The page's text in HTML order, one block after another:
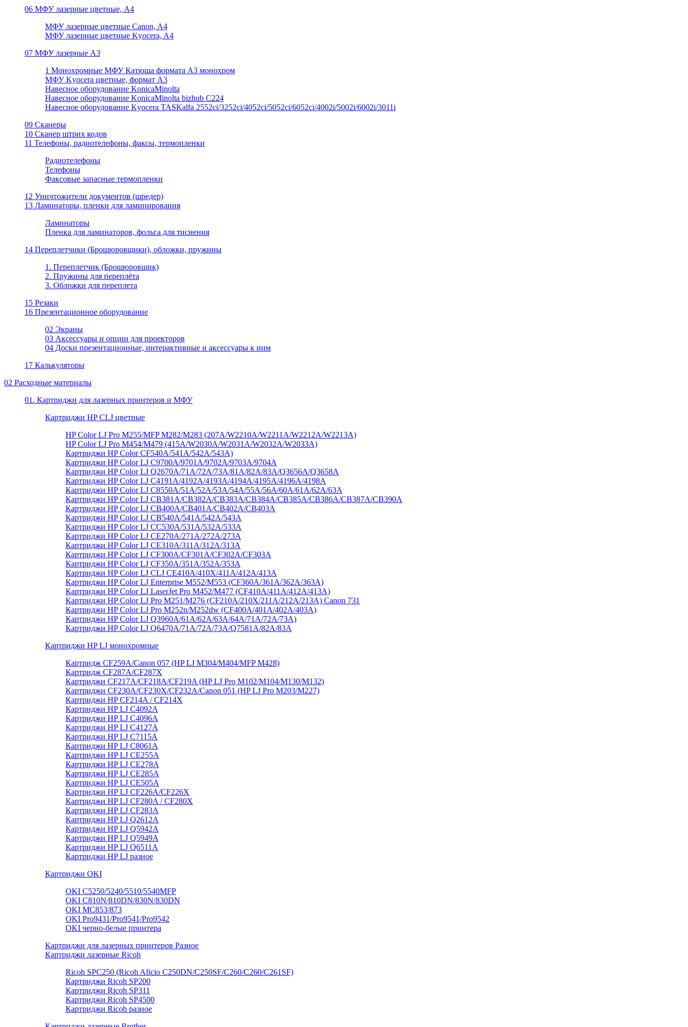
06 МФУ лазерные цветные, А4
МФУ лазерные цветные Canon, A4
МФУ лазерные цветные Kyocera, A4
07 МФУ лазерные А3
1 Монохромные МФУ Катюша формата А3 монохром
МФУ Kyocera цветные, формат А3
Навесное оборудование KonicaMinolta
Навесное оборудование KonicaMinolta bizhub C224
Навесное оборудование Kyocera TASKalfa 2552ci/3252ci/4052ci/5052ci/6052ci/4002i/5002i/6002i/3011i
09 Сканеры
10 Сканер штрих кодов
11 Телефоны, радиотелефоны, факсы, термопленки
Радиотелефоны
Телефоны
Факсовые запасные термопленки
12 Уничтожители документов (шредер)
13 Ламинаторы, пленки для ламинирования
Ламинаторы
Пленка для ламинаторов, фольга для тиснения
14 Переплетчики (Брошюровщики), обложки, пружины
1. Переплетчик (Брошюровщик)
2. Пружины для переплёта
3. Обложки для переплета
15 Резаки
16 Презентационное оборудование
02 Экраны
03 Аксессуары и опции для проекторов
04 Доски презентационные, интерактивные и аксессуары к ним
17 Калькуляторы
02 Расходные материалы
01. Картриджи для лазерных принтеров и МФУ
Картриджи HP CLJ цветные
HP Color LJ Pro M255/MFP M282/M283 (207A/W2210A/W2211A/W2212A/W2213A)
HP Color LJ Pro M454/M479 (415A/W2030A/W2031A/W2032A/W2033A)
Картриджи HP Color CF540A/541A/542A/543A)
Картриджи HP Color LJ C9700A/9701A/9702A/9703A/9704A
Картриджи HP Color LJ Q2670A/71A/72A/73A/81A/82A/83A/Q3656A/Q3658A
Картриджи HP Color LJ C4191A/4192A/4193A/4194A/4195A/4196A/4198A
Картриджи HP Color LJ C8550A/51A/52A/53A/54A/55A/56A/60A/61A/62A/63A
Картриджи HP Color LJ CB381A/CB382A/CB383A/CB384A/CB385A/CB386A/CB387A/CB390A
Картриджи HP Color LJ CB400A/CB401A/CB402A/CB403A
Картриджи HP Color LJ CB540A/541A/542A/543A
Картриджи HP Color LJ CC530A/531A/532A/533A
Картриджи HP Color LJ CE270A/271A/272A/273A
Картриджи HP Color LJ CE310A/311A/312A/313A
Картриджи HP Color LJ CF300A/CF301A/CF302A/CF303A
Картриджи HP Color LJ CF350A/351A/352A/353A
Картриджи HP Color LJ CLJ CE410A/410X/411A/412A/413A
Картриджи HP Color LJ Enterprise M552/M553 (CF360A/361A/362A/363A)
Картриджи HP Color LJ LaserJet Pro M452/M477 (CF410A/411A/412A/413A)
Картриджи HP Color LJ Pro M251/M276 (CF210A/210X/211A/212A/213A) Canon 731
Картриджи HP Color LJ Pro M252n/M252dw (CF400A/401A/402A/403A)
Картриджи HP Color LJ Q3960A/61A/62A/63A/64A/71A/72A/73A)
Картриджи HP Color LJ Q6470A/71A/72A/73A/Q7581A/82A/83A
Картриджи HP LJ монохромные
Картридж CF259A/Canon 057 (HP LJ M304/M404/MFP M428)
Картридж CF287A/CF287X
Картриджи CF217A/CF218A/CF219A (HP LJ Pro M102/M104/M130/M132)
Картриджи CF230A/CF230X/CF232A/Canon 051 (HP LJ Pro M203/M227)
Картриджи HP CF214A / CF214X
Картриджи HP LJ C4092A
Картриджи HP LJ C4096A
Картриджи HP LJ C4127A
Картриджи HP LJ C7115A
Картриджи HP LJ C8061А
Картриджи HP LJ CE255A
Картриджи HP LJ CE278A
Картриджи HP LJ CE285A
Картриджи HP LJ CE505A
Картриджи HP LJ CF226A/CF226X
Картриджи HP LJ CF280A / CF280X
Картриджи HP LJ CF283A
Картриджи HP LJ Q2612A
Картриджи HP LJ Q5942A
Картриджи HP LJ Q5949А
Картриджи HP LJ Q6511A
Картриджи HP LJ разное
Картриджи OKI
OKI C5250/5240/5510/5540MFP
OKI C810N/810DN/830N/830DN
OKI MC853/873
OKI Pro9431/Pro9541/Pro9542
OKI черно-белые принтера
Картриджи для лазерных принтеров Разное
Картриджи лазерные Ricoh
Ricoh SPC250 (Ricoh Aficio C250DN/C250SF/C260/C260/C261SF)
Картриджи Ricoh SP200
Картриджи Ricoh SP311
Картриджи Ricoh SP4500
Картриджи Ricoh разное